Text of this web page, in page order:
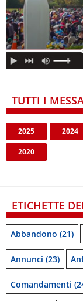
TUTTI I
2025 2024
2020
ETICHETTE
Abbandono (21)
Annunci (23)
Comandamenti